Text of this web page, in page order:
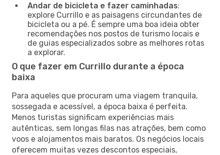
Andar de bicicleta e fazer caminhadas:
explore Currillo e as paisagens circundantes de
bicicleta ou a pé. É sempre uma boa ideia obter
recomendações nos postos de turismo locais e
de guias especializados sobre as melhores rotas
a explorar.
O que fazer em Currillo durante a época
baixa
Para aqueles que procuram uma viagem tranquila,
sossegada e acessível, a época baixa é perfeita.
Menos turistas significam experiências mais
autênticas, sem longas filas nas atrações, bem como
voos e alojamentos mais baratos. Os negócios locais
oferecem muitas vezes descontos especiais,